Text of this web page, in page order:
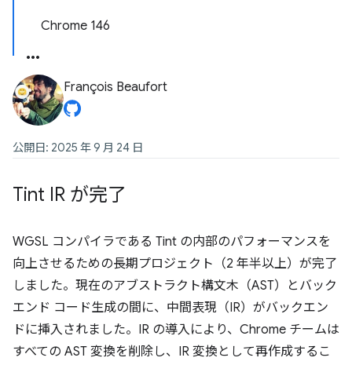
Chrome 146
François Beaufort
公開日: 2025 年 9 月 24 日
Tint IR が完了
WGSL コンパイラである Tint の内部のパフォーマンスを
向上させるための長期プロジェクト（2 年半以上）が完了
しました。現在のアブストラクト構文木（AST）とバック
エンド コード生成の間に、中間表現（IR）がバックエン
ドに挿入されました。IR の導入により、Chrome チームは
すべての AST 変換を削除し、IR 変換として再作成するこ